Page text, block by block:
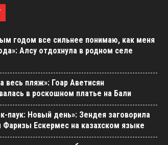
годом все сильнее понимаю, как меня
Алсу отдохнула в родном селе
весь пляж»: Гоар Аветисян
в роскошном платье на Бали
паук: Новый день»: Зендея заговорила
Фаризы Ескермес на казахском языке